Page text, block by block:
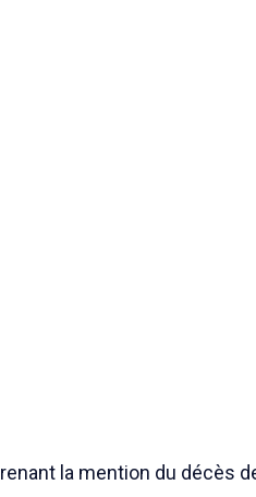
la mention du décès